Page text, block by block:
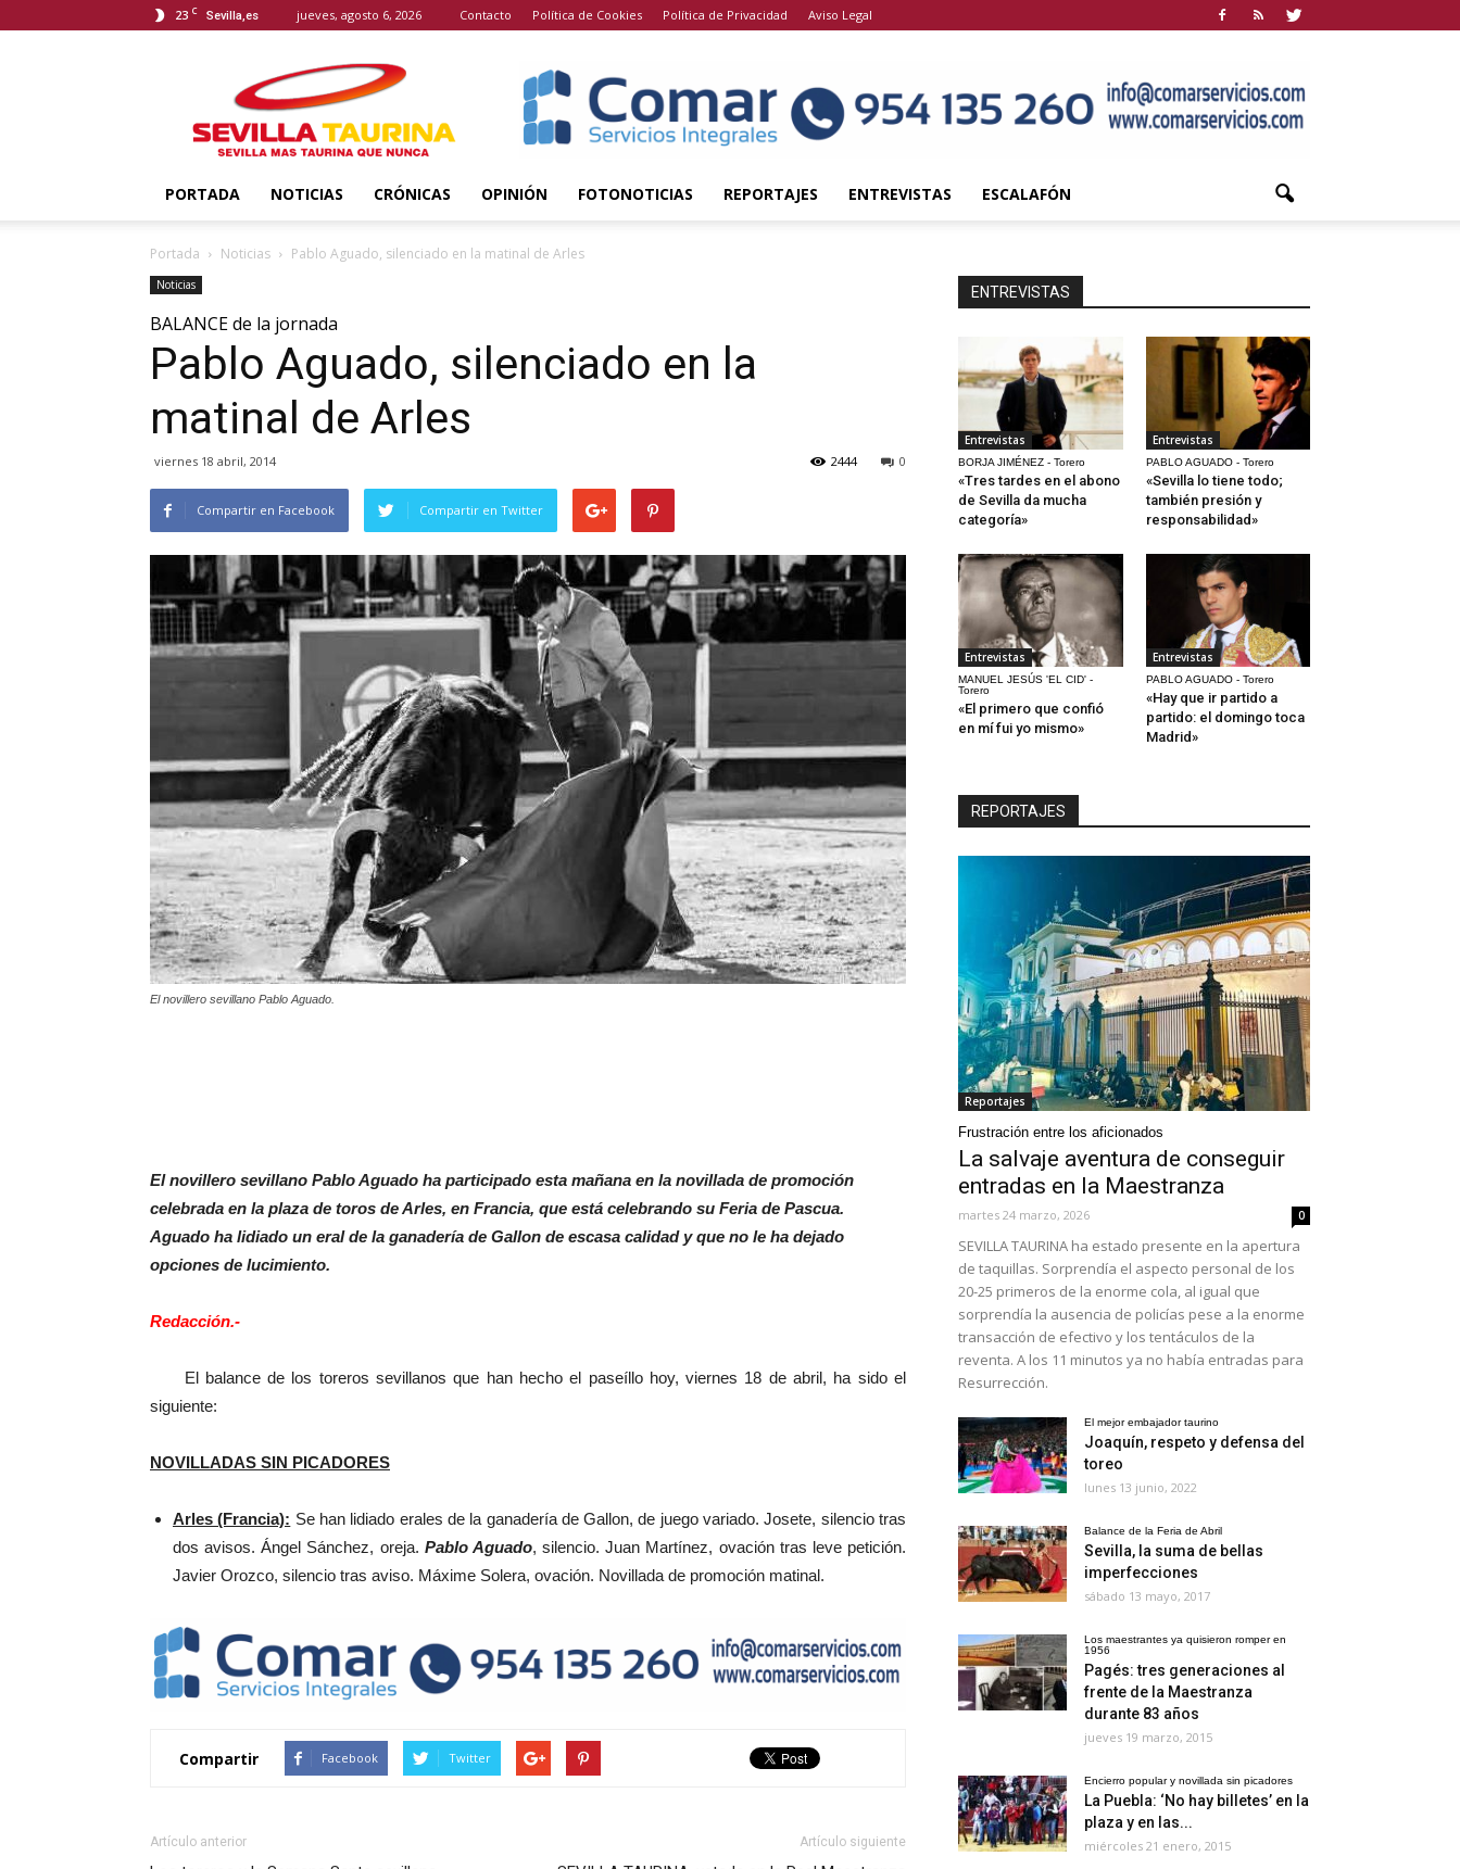
23 C Sevilla,es jueves, agosto 6, 2026 Contacto Política de Cookies Política de Privacidad Aviso Legal
Taurina
PORTADA NOTICIAS CRÓNICAS OPINIÓN FOTONOTICIAS REPORTAJES ENTREVISTAS ESCALAFÓN
Portada Noticias Pablo Aguado, silenciado en la matinal de Arles
Noticias
BALANCE de la jornada
Pablo Aguado, silenciado en la
matinal de Arles
viernes 18 abril, 2014 0
2444
Compartir en Facebook Compartir en Twitter
El novillero sevillano Pablo Aguado.
El novillero sevillano Pablo Aguado ha participado esta mañana en la novillada de promoción
celebrada en la plaza de toros de Arles, en Francia, que está celebrando su Feria de Pascua.
Aguado ha lidiado un eral de la ganadería de Gallon de escasa calidad y que no le ha dejado
opciones de lucimiento.
Redacción.-
El balance de los toreros sevillanos que han hecho el paseíllo hoy, viernes 18 de abril, ha sido el
siguiente:
NOVILLADAS SIN PICADORES
Arles (Francia): Se han lidiado erales de la ganadería de Gallon, de juego variado. Josete, silencio tras
dos avisos. Ángel Sánchez, oreja. Pablo Aguado, silencio. Juan Martínez, ovación tras leve petición.
Javier Orozco, silencio tras aviso. Máxime Solera, ovación. Novillada de promoción matinal.
Compartir Facebook Twitter
Artículo anterior Artículo siguiente
ENTREVISTAS
Entrevistas
BORJA JIMÉNEZ - Torero
«Tres tardes en el abono
de Sevilla da mucha
categoría»
Entrevistas
PABLO AGUADO - Torero
«Sevilla lo tiene todo;
también presión y
responsabilidad»
Entrevistas
MANUEL JESÚS 'EL CID' -
Torero
«El primero que confió
en mí fui yo mismo»
Entrevistas
PABLO AGUADO - Torero
«Hay que ir partido a
partido: el domingo toca
Madrid»
REPORTAJES
Reportajes
Frustración entre los aficionados
La salvaje aventura de conseguir
entradas en la Maestranza
martes 24 marzo, 2026 0
SEVILLA TAURINA ha estado presente en la apertura
de taquillas. Sorprendía el aspecto personal de los
20-25 primeros de la enorme cola, al igual que
sorprendía la ausencia de policías pese a la enorme
transacción de efectivo y los tentáculos de la
reventa. A los 11 minutos ya no había entradas para
Resurrección.
El mejor embajador taurino
Joaquín, respeto y defensa del
toreo
lunes 13 junio, 2022
Balance de la Feria de Abril
Sevilla, la suma de bellas
imperfecciones
sábado 13 mayo, 2017
Los maestrantes ya quisieron romper en
1956
Pagés: tres generaciones al
frente de la Maestranza
durante 83 años
jueves 19 marzo, 2015
Encierro popular y novillada sin picadores
La Puebla: ‘No hay billetes’ en la
plaza y en las...
miércoles 21 enero, 2015